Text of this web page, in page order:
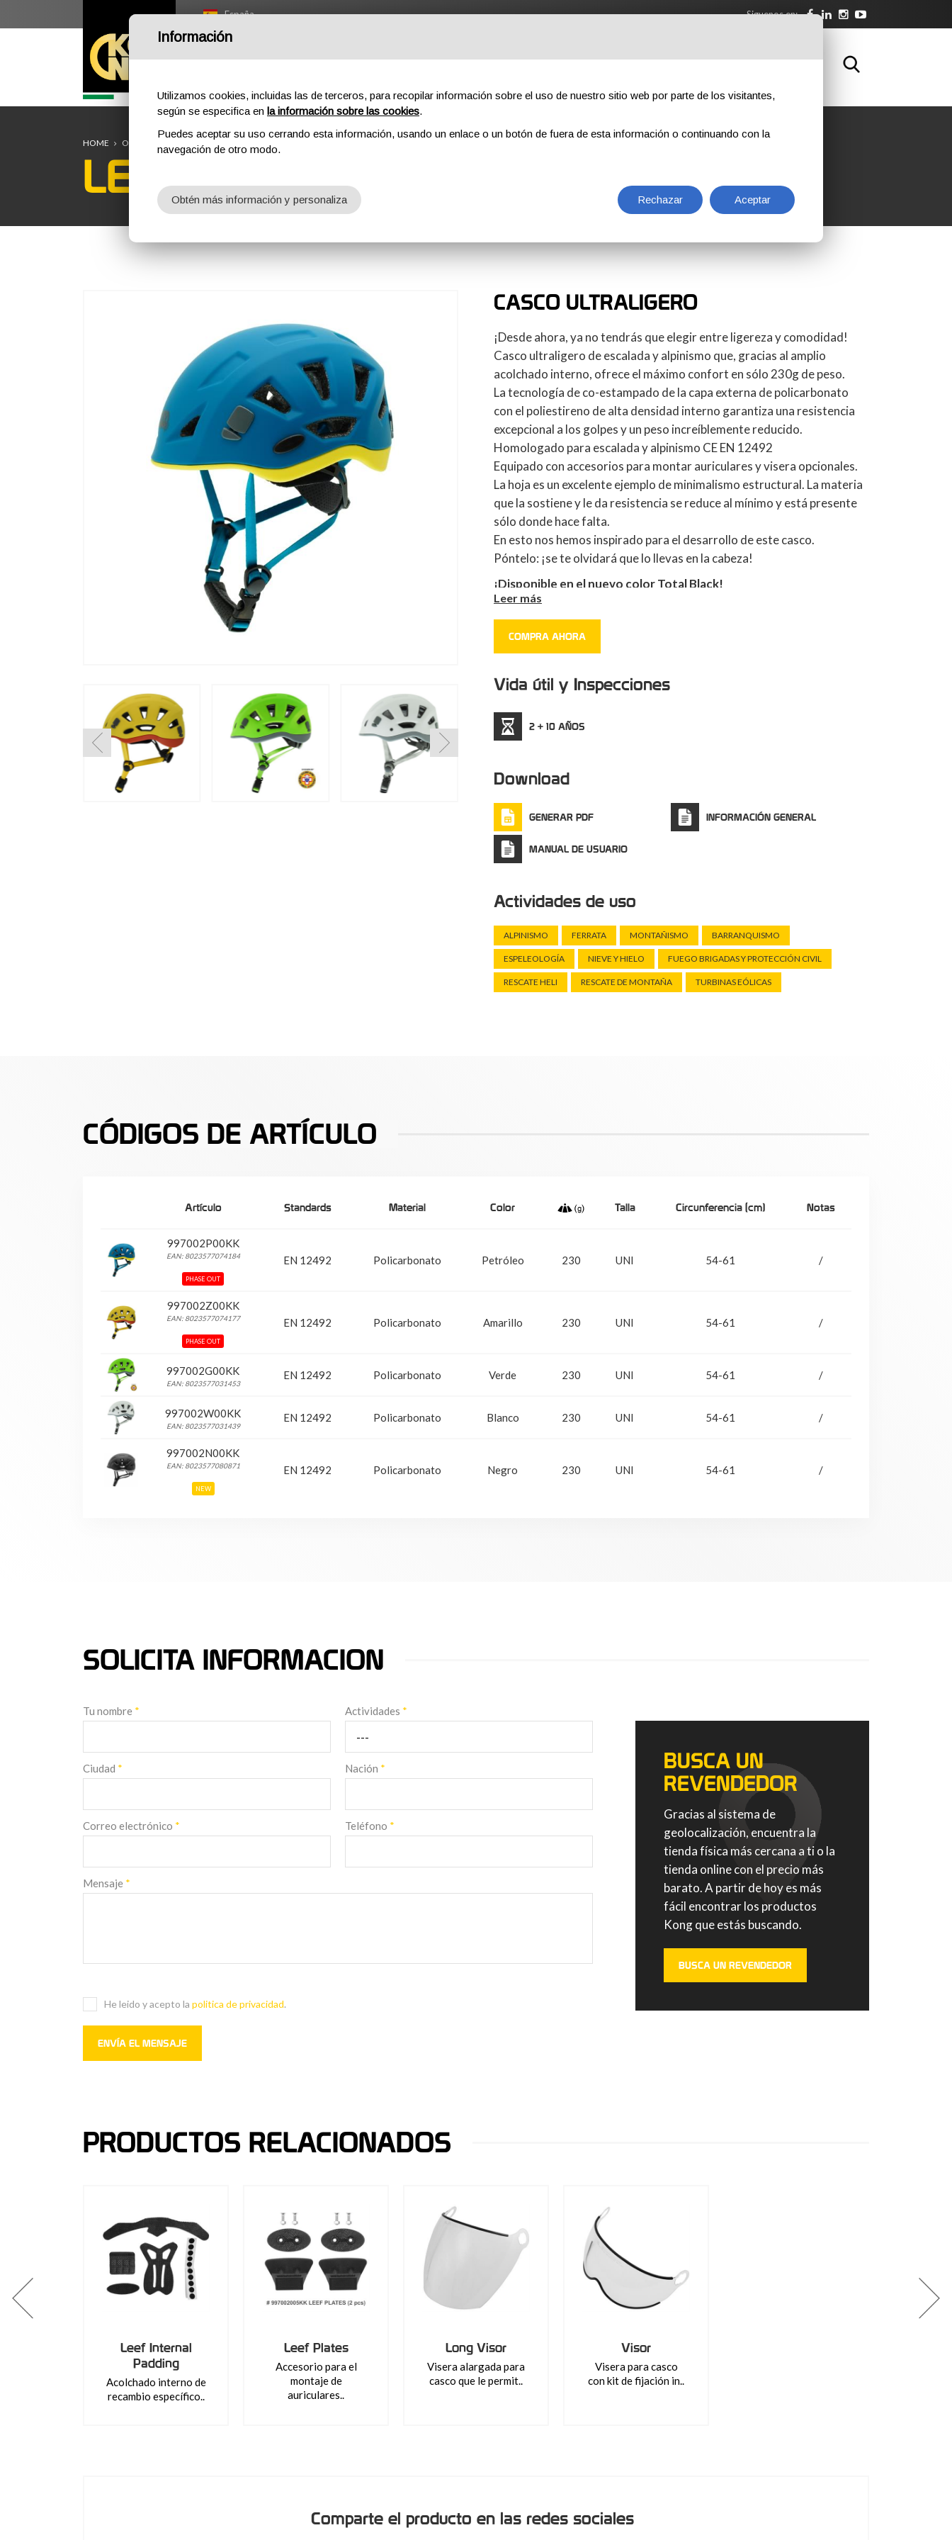
España Siguenos en:
HOME OUTDOOR PROFESSIONAL COMPONENTES SOBRE NOSOTROS DOWNLOAD FORMACIÓN CONTACTOS
HOME OUTDOOR PROFESSIONAL CASCOS
LEEF
CASCO ULTRALIGERO
¡Desde ahora, ya no tendrás que elegir entre ligereza y comodidad!
Casco ultraligero de escalada y alpinismo que, gracias al amplio
acolchado interno, ofrece el máximo confort en sólo 230g de peso.
La tecnología de co-estampado de la capa externa de policarbonato
con el poliestireno de alta densidad interno garantiza una resistencia
excepcional a los golpes y un peso increíblemente reducido.
Homologado para escalada y alpinismo CE EN 12492
Equipado con accesorios para montar auriculares y visera opcionales.
La hoja es un excelente ejemplo de minimalismo estructural. La materia
que la sostiene y le da resistencia se reduce al mínimo y está presente
sólo donde hace falta.
En esto nos hemos inspirado para el desarrollo de este casco.
Póntelo: ¡se te olvidará que lo llevas en la cabeza!
¡Disponible en el nuevo color Total Black!
Producto elegido por el CNSAS - Cuerpo Nacional de Rescate
Alpino y Espeleológico
Leer más
COMPRA AHORA
Vida útil y Inspecciones
2 + 10 AÑOS
Download
GENERAR PDF INFORMACIÓN GENERAL
MANUAL DE USUARIO
Actividades de uso
ALPINISMO FERRATA MONTAÑISMO BARRANQUISMO
ESPELEOLOGÍA NIEVE Y HIELO FUEGO BRIGADAS Y PROTECCIÓN CIVIL
RESCATE HELI RESCATE DE MONTAÑA TURBINAS EÓLICAS
CÓDIGOS DE ARTÍCULO
Artículo Standards Material Color Talla Circunferencia (cm) Notas
997002P00KK
EAN: 8023577074184
PHASE OUT
EN 12492 Policarbonato Petróleo 230 UNI 54-61 /
997002Z00KK
EAN: 8023577074177
PHASE OUT
EN 12492 Policarbonato Amarillo 230 UNI 54-61 /
997002G00KK
EAN: 8023577031453
EN 12492 Policarbonato Verde 230 UNI 54-61 /
997002W00KK
EAN: 8023577031439
EN 12492 Policarbonato Blanco 230 UNI 54-61 /
997002N00KK
EAN: 8023577080871
NEW
EN 12492 Policarbonato Negro 230 UNI 54-61 /
SOLICITA INFORMACION
Tu nombre * Actividades *
Ciudad * Nación *
Correo electrónico * Teléfono *
Mensaje *
He leido y acepto la politica de privacidad.
BUSCA UN
REVENDEDOR
Gracias al sistema de
geolocalización, encuentra la
tienda física más cercana a ti o la
tienda online con el precio más
barato. A partir de hoy es más
fácil encontrar los productos
Kong que estás buscando.
BUSCA UN REVENDEDOR
PRODUCTOS RELACIONADOS
Leef Internal
Padding
Acolchado interno de
recambio específico..
Leef Plates
Accesorio para el
montaje de
auriculares..
Long Visor
Visera alargada para
casco que le permit..
Visor
Visera para casco
con kit de fijación in..
Comparte el producto en las redes sociales
Información
Utilizamos cookies, incluidas las de terceros, para recopilar información sobre el uso de nuestro sitio web por parte de los visitantes,
según se especifica en la información sobre las cookies.
Puedes aceptar su uso cerrando esta información, usando un enlace o un botón de fuera de esta información o continuando con la
navegación de otro modo.
Rechazar Aceptar
Obtén más información y personaliza